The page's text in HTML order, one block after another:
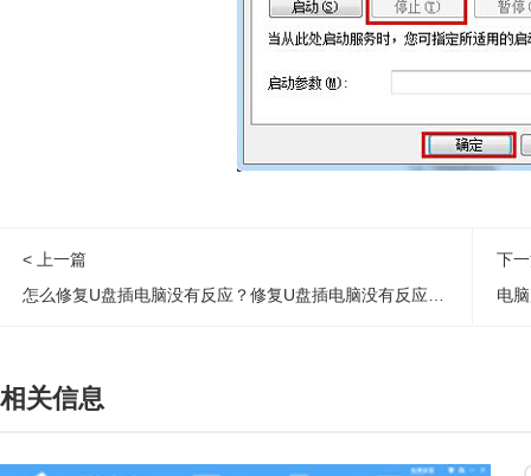
< 上一篇
下
电
相关信息